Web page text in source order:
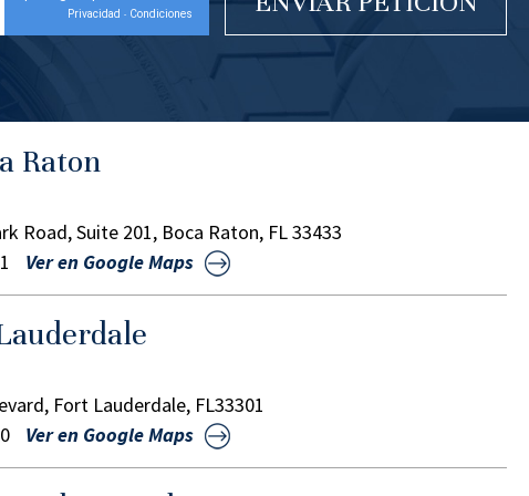
Privacidad - Condiciones
Raton
Road, Suite 201, Boca Raton, FL 33433
Ver en Google Maps
Fort Lauderdale, FL33301
Ver en Google Maps